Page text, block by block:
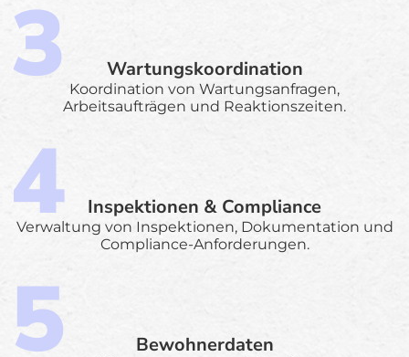
Wartungskoordination
Koordination von Wartungsanfragen,
Arbeitsaufträgen und Reaktionszeiten.
Inspektionen & Compliance
Verwaltung von Inspektionen, Dokumentation und
Compliance-Anforderungen.
Bewohnerdaten